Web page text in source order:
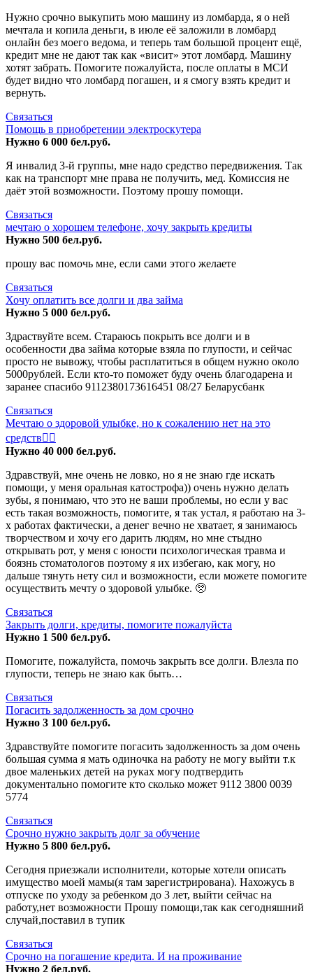
Нужно срочно выкупить мою машину из ломбарда, я о ней
мечтала и копила деньги, в июле её заложили в ломбард
онлайн без моего ведома, и теперь там большой процент ещё,
кредит мне не дают так как «висит» этот ломбард. Машину
хотят забрать. Помогите пожалуйста, после оплаты в МСИ
будет видно что ломбард погашен, и я смогу взять кредит и
вернуть.
Связаться
Помощь в приобретении электроскутера
Нужно 6 000 бел.руб.
Я инвалид 3-й группы, мне надо средство передвижения. Так
как на транспорт мне права не получить, мед. Комиссия не
даёт этой возможности. Поэтому прошу помощи.
Связаться
мечтаю о хорошем телефоне, хочу закрыть кредиты
Нужно 500 бел.руб.
прошу вас помочь мне, если сами этого желаете
Связаться
Хочу оплатить все долги и два займа
Нужно 5 000 бел.руб.
Здраствуйте всем. Стараюсь покрыть все долги и в
особенности два займа которые взяла по глупости, и сейчас
просто не вывожу, чтобы расплатиться в общем нужно около
5000рублей. Если кто-то поможет буду очень благодарена и
заранее спасибо 9112380173616451 08/27 Беларусбанк
Связаться
Мечтаю о здоровой улыбке, но к сожалению нет на это
средств😮‍💨
Нужно 40 000 бел.руб.
Здравствуй, мне очень не ловко, но я не знаю где искать
помощи, у меня оральная катострофа)) очень нужно делать
зубы, я понимаю, что это не ваши проблемы, но если у вас
есть такая возможность, помогите, я так устал, я работаю на 3-
х работах фактически, а денег вечно не хватает, я занимаюсь
творчеством и хочу его дарить людям, но мне стыдно
открывать рот, у меня с юности психологическая травма и
боязнь стоматологов поэтому я их избегаю, как могу, но
дальше тянуть нету сил и возможности, если можете помогите
осуществить мечту о здоровой улыбке. 🥺
Связаться
Закрыть долги, кредиты, помогите пожалуйста
Нужно 1 500 бел.руб.
Помогите, пожалуйста, помочь закрыть все долги. Влезла по
глупости, теперь не знаю как быть…
Связаться
Погасить задолженность за дом срочно
Нужно 3 100 бел.руб.
Здравствуйте помогите погасить задолженность за дом очень
большая сумма я мать одиночка на работу не могу выйти т.к
двое маленьких детей на руках могу подтвердить
документально помогите кто сколько может 9112 3800 0039
5774
Связаться
Срочно нужно закрыть долг за обучение
Нужно 5 800 бел.руб.
Сегодня приезжали исполнители, которые хотели описать
имущество моей мамы(я там зарегистрирована). Нахожусь в
отпуске по уходу за ребенком до 3 лет, выйти сейчас на
работу,нет возможности Прошу помощи,так как сегодняшний
случай,поставил в тупик
Связаться
Срочно на погашение кредита. И на проживание
Нужно 2 бел.руб.